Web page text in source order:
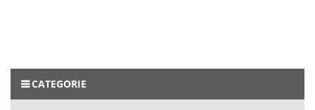
CATEGORIE